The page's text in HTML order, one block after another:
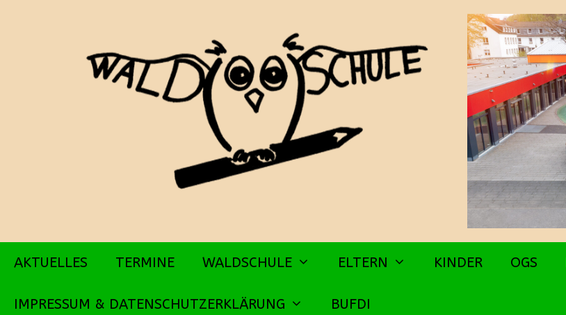
AKTUELLES TERMINE WALDSCHULE ELTERN KINDER OGS
IMPRESSUM & DATENSCHUTZERKLÄRUNG BUFDI